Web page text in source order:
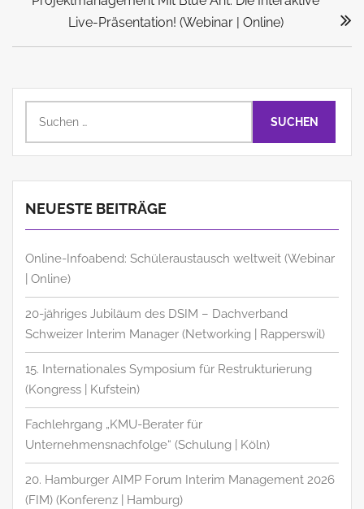
Live-Präsentation! (Webinar | Online)
nach:
NEUESTE BEITRÄGE
Online-Infoabend: Schüleraustausch weltweit (Webinar
| Online)
20-jähriges Jubiläum des DSIM – Dachverband
Schweizer Interim Manager (Networking | Rapperswil)
15. Internationales Symposium für Restrukturierung
(Kongress | Kufstein)
Fachlehrgang „KMU-Berater für
Unternehmensnachfolge“ (Schulung | Köln)
20. Hamburger AIMP Forum Interim Management 2026
(FIM) (Konferenz | Hamburg)